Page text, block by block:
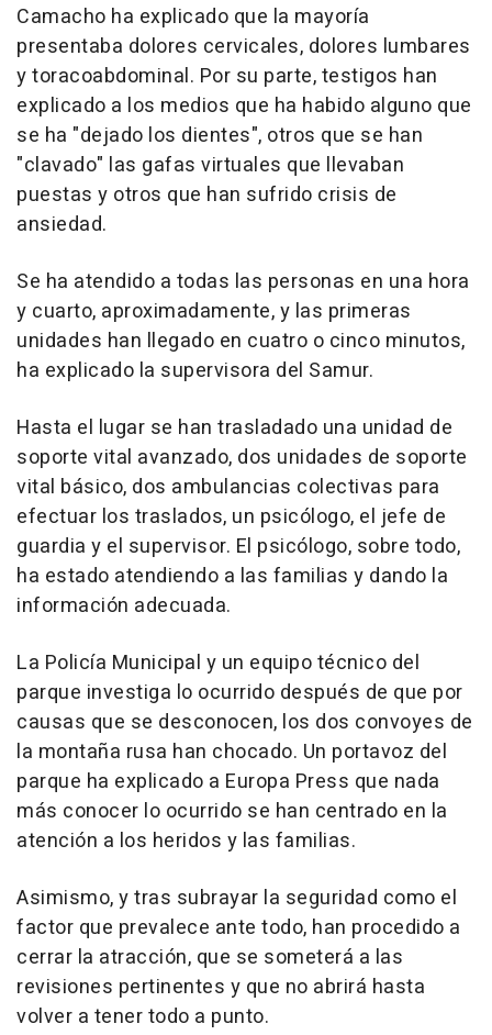
Camacho ha explicado que la mayoría
presentaba dolores cervicales, dolores lumbares
y toracoabdominal. Por su parte, testigos han
explicado a los medios que ha habido alguno que
se ha "dejado los dientes", otros que se han
"clavado" las gafas virtuales que llevaban
puestas y otros que han sufrido crisis de
ansiedad.
Se ha atendido a todas las personas en una hora
y cuarto, aproximadamente, y las primeras
unidades han llegado en cuatro o cinco minutos,
ha explicado la supervisora del Samur.
Hasta el lugar se han trasladado una unidad de
soporte vital avanzado, dos unidades de soporte
vital básico, dos ambulancias colectivas para
efectuar los traslados, un psicólogo, el jefe de
guardia y el supervisor. El psicólogo, sobre todo,
ha estado atendiendo a las familias y dando la
información adecuada.
La Policía Municipal y un equipo técnico del
parque investiga lo ocurrido después de que por
causas que se desconocen, los dos convoyes de
la montaña rusa han chocado. Un portavoz del
parque ha explicado a Europa Press que nada
más conocer lo ocurrido se han centrado en la
atención a los heridos y las familias.
Asimismo, y tras subrayar la seguridad como el
factor que prevalece ante todo, han procedido a
cerrar la atracción, que se someterá a las
revisiones pertinentes y que no abrirá hasta
volver a tener todo a punto.